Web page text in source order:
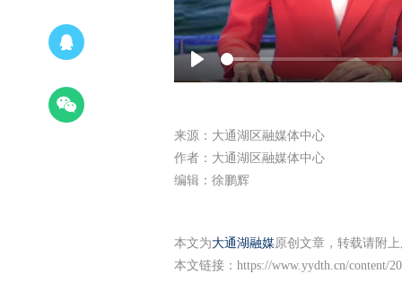
Play
来源：大通湖区融媒体中心
作者：大通湖区融媒体中心
编辑：徐鹏辉
本文为大通湖融媒原创文章，转载请附
本文链接： https://www.yydth.cn/content/